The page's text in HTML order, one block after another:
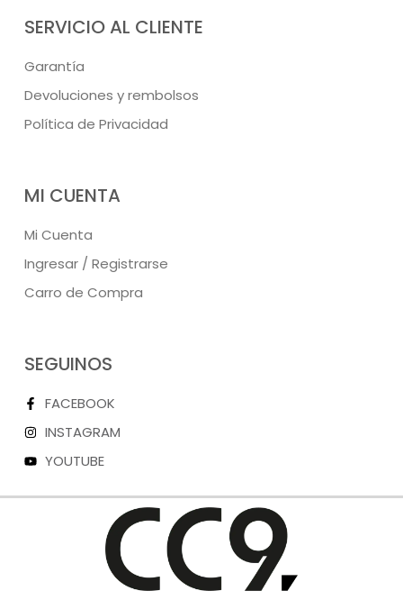
SERVICIO AL CLIENTE
Garantía
Devoluciones y rembolsos
Política de Privacidad
MI CUENTA
Mi Cuenta
Ingresar / Registrarse
Carro de Compra
SEGUINOS
FACEBOOK
INSTAGRAM
YOUTUBE